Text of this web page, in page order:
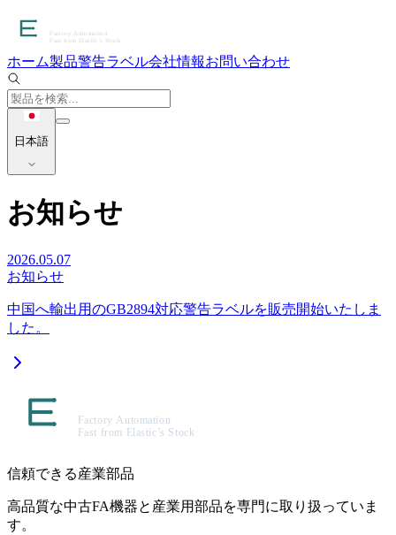
ホーム製品警告ラベル会社情報お問い合わせ
日本語
お知らせ
2026.05.07
お知らせ
中国へ輸出用のGB2894対応警告ラベルを販売開始いたしま
した。
信頼できる産業部品
高品質な中古FA機器と産業用部品を専門に取り扱っていま
す。